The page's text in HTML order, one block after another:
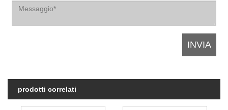
prodotti correlati